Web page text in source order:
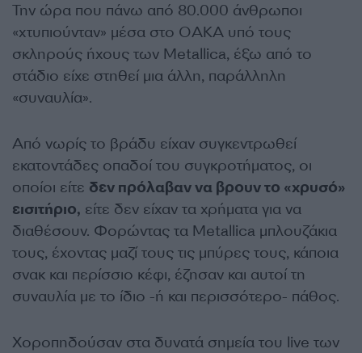
Την ώρα που πάνω από 80.000 άνθρωποι
«χτυπιούνταν» μέσα στο ΟΑΚΑ υπό τους
σκληρούς ήχους των Metallica, έξω από το
στάδιο είχε στηθεί μια άλλη, παράλληλη
«συναυλία».
Από νωρίς το βράδυ είχαν συγκεντρωθεί
εκατοντάδες οπαδοί του συγκροτήματος, οι
οποίοι είτε δεν πρόλαβαν να βρουν το «χρυσό»
εισιτήριο, είτε δεν είχαν τα χρήματα για να
διαθέσουν. Φορώντας τα Metallica μπλουζάκια
τους, έχοντας μαζί τους τις μπύρες τους, κάποια
σνακ και περίσσιο κέφι, έζησαν και αυτοί τη
συναυλία με το ίδιο -ή και περισσότερο- πάθος.
Χοροπηδούσαν στα δυνατά σημεία του live των